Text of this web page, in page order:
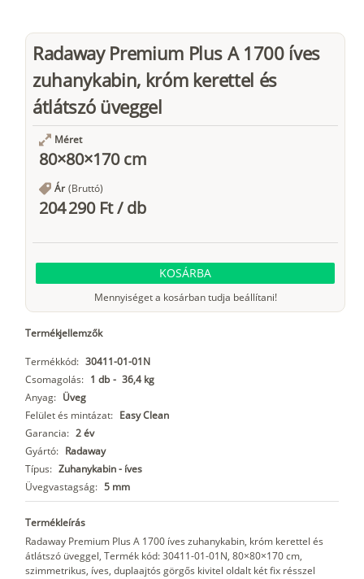
Radaway Premium Plus A 1700 íves
zuhanykabin, króm kerettel és
átlátszó üveggel
Méret
80×80×170 cm
Ár (Bruttó)
204 290 Ft/db
KOSÁRBA
Mennyiséget a kosárban tudja beállítani!
Termékjellemzők
Termékkód: 30411-01-01N
Csomagolás: 1 db - 36,4 kg
Anyag: Üveg
Felület és mintázat: Easy Clean
Garancia: 2 év
Gyártó: Radaway
Típus: Zuhanykabin - íves
Üvegvastagság: 5 mm
Termékleírás
Radaway Premium Plus A 1700 íves zuhanykabin, króm kerettel és
átlátszó üveggel, Termék kód: 30411-01-01N, 80×80×170 cm,
szimmetrikus, íves, duplaajtós görgős kivitel oldalt két fix résszel